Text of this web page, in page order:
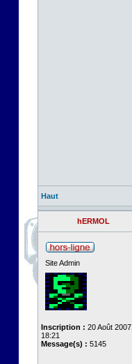
Haut
hERMOL
Site Admin
Inscription : 20 Août 2007,
18:21
Message(s) : 5145